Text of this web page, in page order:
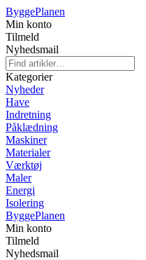
ByggePlanen
Min konto
Tilmeld
Nyhedsmail
Kategorier
Nyheder
Have
Indretning
Påklædning
Maskiner
Materialer
Værktøj
Maler
Energi
Isolering
ByggePlanen
Min konto
Tilmeld
Nyhedsmail